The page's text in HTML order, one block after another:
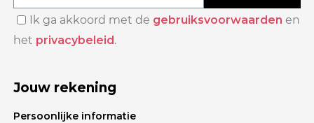
Ik ga akkoord met de gebruiksvoorwaarden en
het privacybeleid.
Jouw rekening
Persoonlijke informatie